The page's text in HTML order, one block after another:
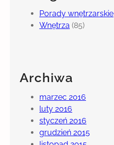
e
t
a
ą
w
y
b
Porady wnętrzarskie
Wnętrza (85)
Archiwa
marzec 2016
luty 2016
styczeń 2016
grudzień 2015